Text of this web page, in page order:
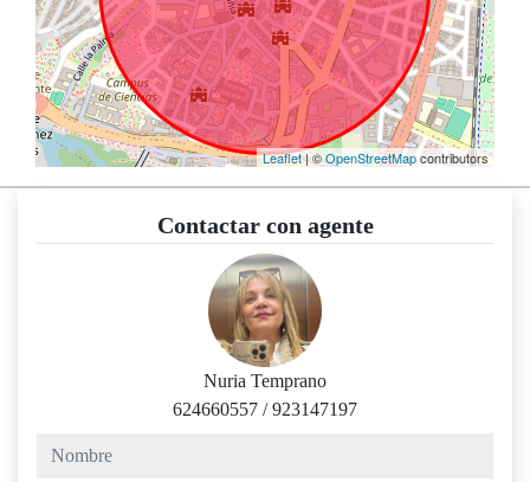
Leaflet| ©OpenStreetMapcontributors
Contactar con agente
Nuria Temprano
624660557 /923147197
nombre